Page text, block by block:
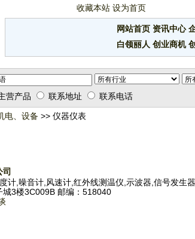
收藏本站 设为首页
网站首页 资讯中心
白领丽人 创业商机
营产品 联系地址 联系电话
电、设备 >> 仪器仪表
计,噪音计,风速计,红外线测温仪,示波器,信号发生
3楼3C009B 邮编：518040